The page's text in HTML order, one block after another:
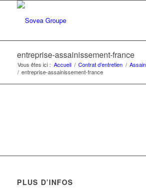
entreprise-assainissement-france
Vous êtes ici : Accueil / Contrat d’entretien /
/ entreprise-assainissement-france
PLUS D’INFOS